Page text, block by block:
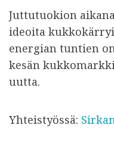
Juttutuokion
ideoita
energian tuntien
kesän
uutta.
Yhteistyössä: